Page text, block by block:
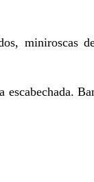
miniroscas